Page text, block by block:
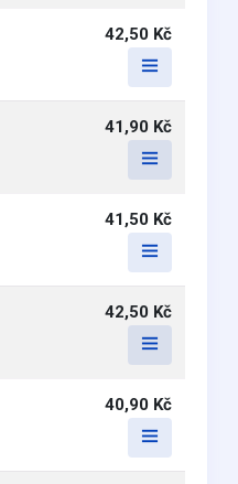
42,50 Kč
41,90 Kč
41,50 Kč
42,50 Kč
40,90 Kč